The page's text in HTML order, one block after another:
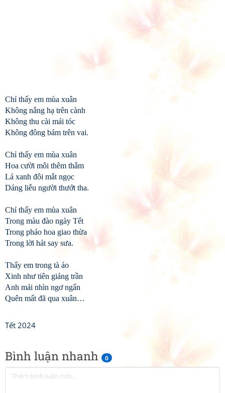
Bình luận nhanh 0
Chỉ thấy em mùa xuân
Không nắng hạ trên cành
Không thu cài mái tóc
Không đông bám trên vai.
Chỉ thấy em mùa xuân
Hoa cười môi thêm thắm
Lá xanh đôi mắt ngọc
Dáng liễu người thướt tha.
Chỉ thấy em mùa xuân
Trong màu đào ngày Tết
Trong pháo hoa giao thừa
Trong lời hát say sưa.
Thấy em trong tà áo
Xinh như tiên giáng trần
Anh mải nhìn ngơ ngẩn
Quên mất đã qua xuân…
Tết 2024